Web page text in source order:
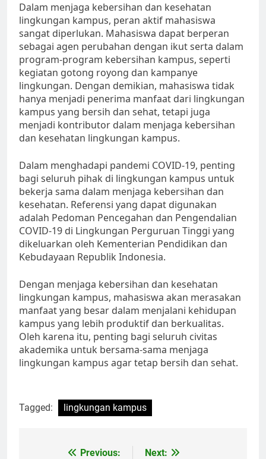
Dalam menjaga kebersihan dan kesehatan
lingkungan kampus, peran aktif mahasiswa
sangat diperlukan. Mahasiswa dapat berperan
sebagai agen perubahan dengan ikut serta dalam
program-program kebersihan kampus, seperti
kegiatan gotong royong dan kampanye
lingkungan. Dengan demikian, mahasiswa tidak
hanya menjadi penerima manfaat dari lingkungan
kampus yang bersih dan sehat, tetapi juga
menjadi kontributor dalam menjaga kebersihan
dan kesehatan lingkungan kampus.
Dalam menghadapi pandemi COVID-19, penting
bagi seluruh pihak di lingkungan kampus untuk
bekerja sama dalam menjaga kebersihan dan
kesehatan. Referensi yang dapat digunakan
adalah Pedoman Pencegahan dan Pengendalian
COVID-19 di Lingkungan Perguruan Tinggi yang
dikeluarkan oleh Kementerian Pendidikan dan
Kebudayaan Republik Indonesia.
Dengan menjaga kebersihan dan kesehatan
lingkungan kampus, mahasiswa akan merasakan
manfaat yang besar dalam menjalani kehidupan
kampus yang lebih produktif dan berkualitas.
Oleh karena itu, penting bagi seluruh civitas
akademika untuk bersama-sama menjaga
lingkungan kampus agar tetap bersih dan sehat.
Tagged: lingkungan kampus
Previous: Next: